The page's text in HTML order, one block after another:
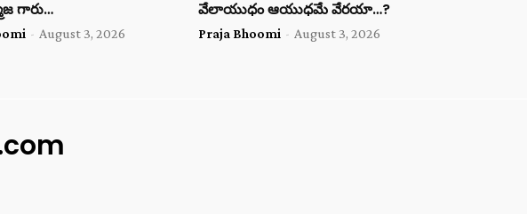
గారు…
- August 3, 2026
వేలాయుధం ఆయుధమే వేరయా…?
Praja Bhoomi - August 3, 2026